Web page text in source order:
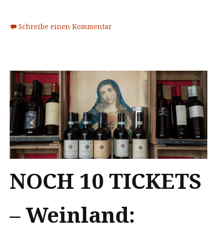
Schreibe einen Kommentar
NOCH 10 TICKETS
– Weinland: